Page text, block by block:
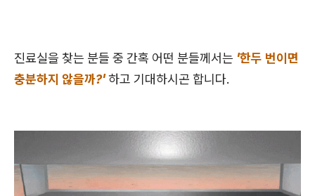
진료실을 찾는 분들 중 간혹 어떤 분들께서는 '한두 번이면
충분하지 않을까?'하고 기대하시곤 합니다.